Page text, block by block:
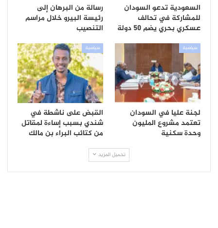
السعودية تدعو السودان
للمشاركة في تحالف
عسكري بحري يضم 50 دولة
رسالة من البرهان إلى
رئيسة البيرو خلال مراسم
التنصيب
سياسية
لجنة عليا في السودان
تعتمد مشروع المليون
وحدة سكنية
سياسية
القبض على ناشطة في
شندي بسبب إساءة لمقاتل
من كتائب البراء بن مالك
تحميل المزيد